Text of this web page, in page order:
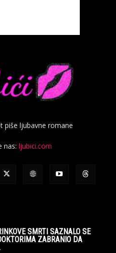
piše ljubavne romane
nas: ljubici.com
SMRTI SAZNALO SE
ZABRANIO DA